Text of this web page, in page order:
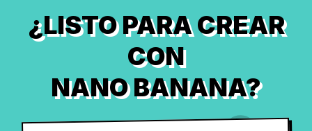
¿LISTO PARA CREAR
CON
NANO BANANA?